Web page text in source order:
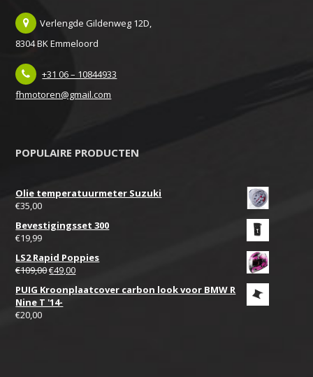
Verlengde Gildenweg 12D,
8304 BK Emmeloord
+31 06 – 10844933
fhmotoren@gmail.com
POPULAIRE PRODUCTEN
Olie temperatuurmeter Suzuki
€35,00
Bevestigingsset 300
€19,99
LS2 Rapid Poppies
€109,00Oorspronkelijke
was:
€109,00.
€49,00Huidige
is:
PUIG Kroonplaatcover carbon look voor BMW R
Nine T '14-
€20,00